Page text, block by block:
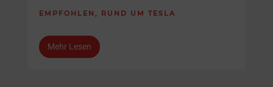
EMPFOHLEN , RUND UM TESLA
Mehr Lesen